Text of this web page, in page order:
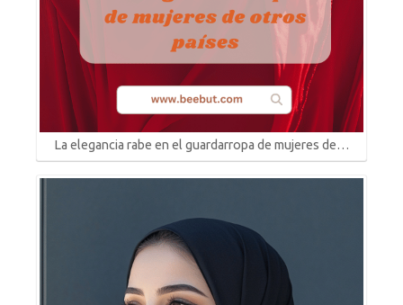
La elegancia rabe en el guardarropa de mujeres de…